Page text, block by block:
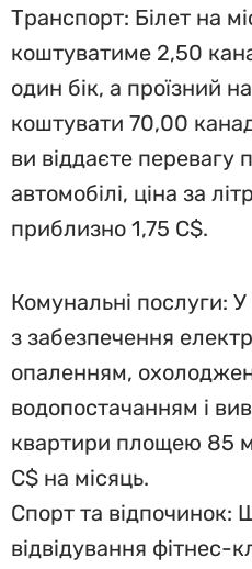
Транспорт: Білет на
коштуватиме 2,50
один бік, а проїзний
коштувати 70,00
ви віддаєте перевагу
автомобілі, ціна за
приблизно 1,75 C$.
Комунальні послуги:
з забезпечення
опаленням,
водопостачанням і
квартири площею 85
C$ на місяць.
Спорт та відпочинок:
відвідування фітнес-